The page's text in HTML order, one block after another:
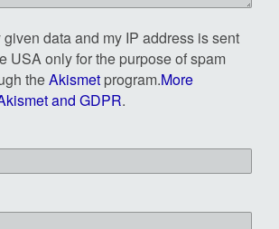
given data and my IP address is sent
USA only for the purpose of spam
theAkismet program.More
and GDPR.